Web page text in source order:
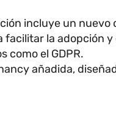
incluye un nuevo
facilitar la adopción y
como el GDPR.
añadida,